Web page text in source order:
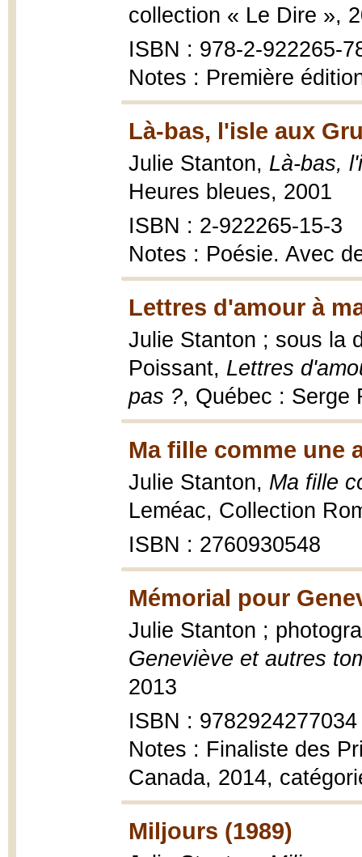
collection « Le Dire »,
ISBN : 978-2-922265-
Notes : Première
Là-bas, l'isle aux
Julie Stanton, Là-bas,
Heures bleues, 2001
ISBN : 2-922265-15-3
Notes : Poésie. Avec
Lettres d'amour à
Julie Stanton ; sous la
Poissant, Lettres
pas ?, Québec : Serge
Ma fille comme une
Julie Stanton, Ma fille
Leméac, Collection
ISBN : 2760930548
Mémorial pour
Julie Stanton ;
Geneviève et autres
2013
ISBN : 9782924277034
Notes : Finaliste des
Canada, 2014,
Miljours (1989)